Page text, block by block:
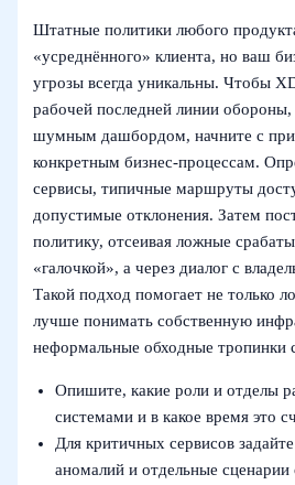
Штатные политики любого
«усреднённого» клиента, но ваш
угрозы всегда уникальны. Чтобы
рабочей последней линии
шумным дашбордом, начните с
конкретным бизнес‑процессам.
сервисы, типичные маршруты
допустимые отклонения. Затем
политику, отсеивая ложные
«галочкой», а через диалог с
Такой подход помогает не только
лучше понимать собственную
неформальные обходные тропинки
Опишите, какие роли и отделы
системами и в какое время это
Для критичных сервисов
аномалий и отдельные